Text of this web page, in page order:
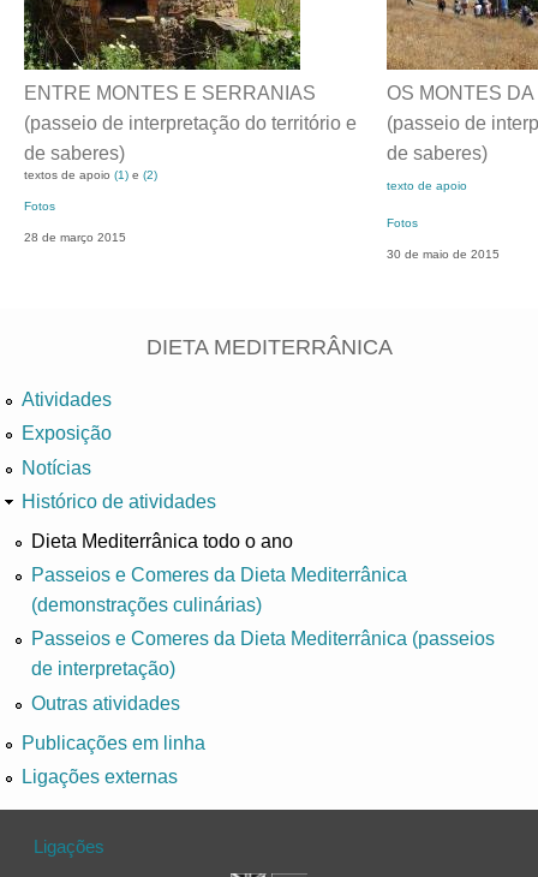
ENTRE MONTES E SERRANIAS
(passeio de interpretação do território e
de saberes)
textos de apoio (1) e (2)
Fotos
28 de março 2015
OS MONTES
(passeio de
de saberes)
texto de apoio
Fotos
30 de maio de 2015
DIETA MEDITERRÂNICA
Atividades
Exposição
Notícias
Histórico de atividades
Dieta Mediterrânica todo o ano
Passeios e Comeres da Dieta Mediterrânica
(demonstrações culinárias)
Passeios e Comeres da Dieta Mediterrânica (passeios
de interpretação)
Outras atividades
Publicações em linha
Ligações externas
Ligações